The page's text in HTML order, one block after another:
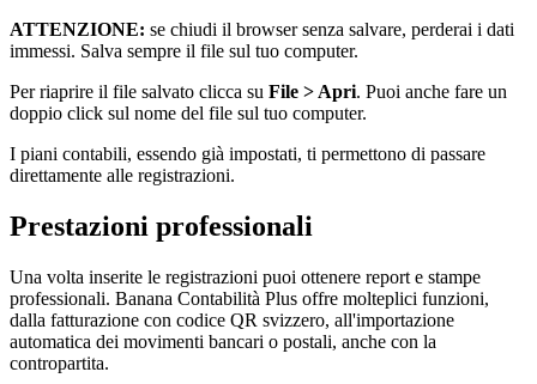
ATTENZIONE: se chiudi il browser senza salvare, perderai i dati
immessi. Salva sempre il file sul tuo computer.
Per riaprire il file salvato clicca su File > Apri. Puoi anche fare un
doppio click sul nome del file sul tuo computer.
I piani contabili, essendo già impostati, ti permettono di passare
direttamente alle registrazioni.
Prestazioni professionali
Una volta inserite le registrazioni puoi ottenere report e stampe
professionali. Banana Contabilità Plus offre molteplici funzioni,
dalla fatturazione con codice QR svizzero, all'importazione
automatica dei movimenti bancari o postali, anche con la
contropartita.